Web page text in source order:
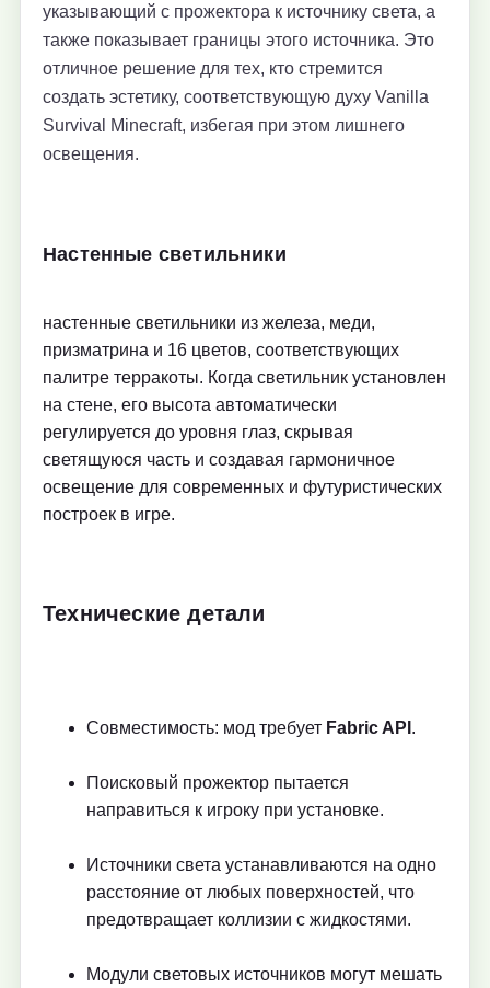
указывающий с прожектора к источнику света, а
также показывает границы этого источника. Это
отличное решение для тех, кто стремится
создать эстетику, соответствующую духу Vanilla
Survival Minecraft, избегая при этом лишнего
освещения.
Настенные светильники
настенные светильники из железа, меди,
призматрина и 16 цветов, соответствующих
палитре терракоты. Когда светильник установлен
на стене, его высота автоматически
регулируется до уровня глаз, скрывая
светящуюся часть и создавая гармоничное
освещение для современных и футуристических
построек в игре.
Технические детали
Совместимость: мод требует Fabric API .
Поисковый прожектор пытается
направиться к игроку при установке.
Источники света устанавливаются на одно
расстояние от любых поверхностей, что
предотвращает коллизии с жидкостями.
Модули световых источников могут мешать